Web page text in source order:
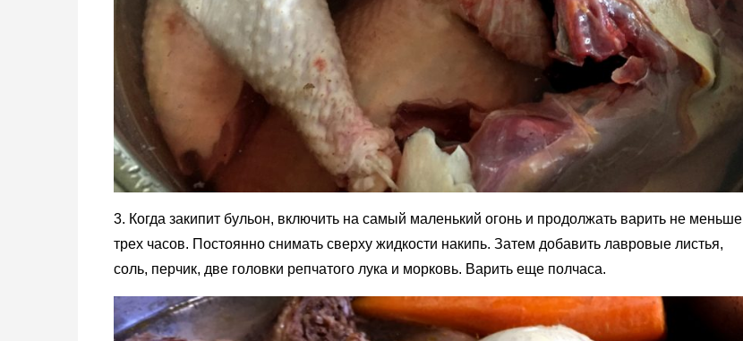
3. Когда закипит бульон, включить на самый маленький огонь и продолжать варить не меньше
трех часов. Постоянно снимать сверху жидкости накипь. Затем добавить лавровые листья,
соль, перчик, две головки репчатого лука и морковь. Варить еще полчаса.